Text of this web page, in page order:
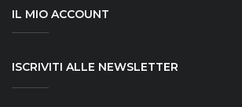
IL MIO ACCOUNT
ISCRIVITI ALLE NEWSLETTER